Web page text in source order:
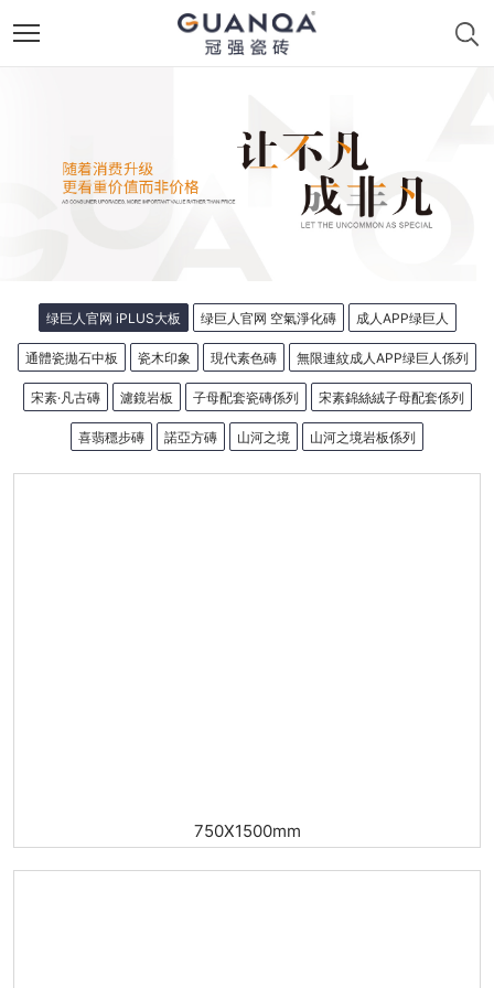
绿巨人官网 iPLUS大板 绿巨人官网 空氣淨化磚 成人APP绿巨人
通體瓷拋石中板 瓷木印象 現代素色磚 無限連紋成人APP绿巨人係列
宋素·凡古磚 濾鏡岩板 子母配套瓷磚係列 宋素錦絲絨子母配套係列
喜翡穩步磚 諾亞方磚 山河之境 山河之境岩板係列
750X1500mm